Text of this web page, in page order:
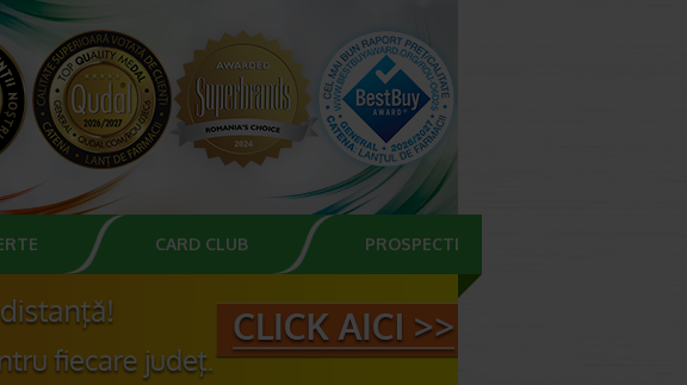
CARD CLUB PROSPECTE